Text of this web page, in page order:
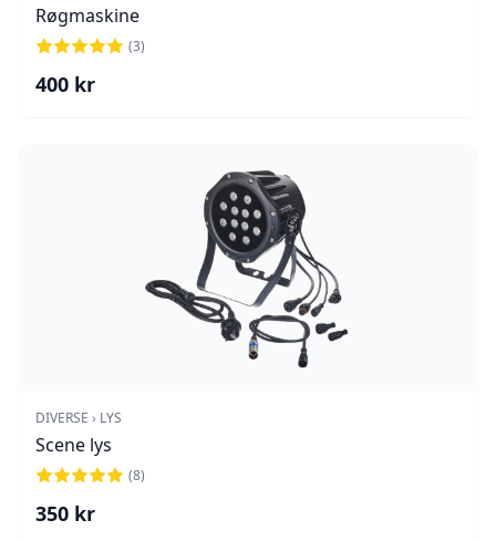
Røgmaskine
(3)
400 kr
DIVERSE › LYS
Scene lys
(8)
350 kr